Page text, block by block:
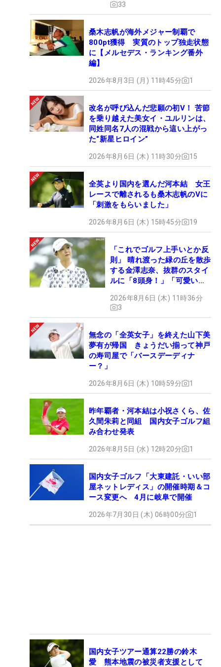
33
桑木志帆が海外メジャー制覇で
800pt獲得 実質のトップ独走状態
に【メルセデス・ランキング番外
編】
2026年8月3日 (月) 11時45分 1
改名が呼び込んだ悲願の初V！ 苦節
を乗り越えた美女イ・ユルリンは、
同姓同名7人の混戦から這い上がっ
た“新星ヒロイン”
2026年8月6日 (木) 11時30分 15
全英より国内を選んだ河本結 女王
レースで離されるも桑木志帆のVに
「刺激をもらいました」
2026年8月6日 (木) 15時45分 19
「これでゴルフ上手いとか反
則」 晴れ渡った緑の丘を散歩
する金澤志奈、抜群のスタイ
ルに「8頭身！」「可愛いに
2026年8月6日 (木) 11時36分
3
無念の「全英女子」を終えた山下美
夢有が帰国 きょうだい揃って神戸
の寿司屋で「バースデーディナ
ー？」
2026年8月6日 (木) 10時59分 1
昨年覇者・河本結は小祝さくら、佐
久間朱莉と同組 国内女子ゴルフ組
み合わせ発表
2026年8月5日 (水) 12時20分 1
国内女子ゴルフ「大東建託・いい部
屋ネットレディス」の開催時期＆コ
ース変更へ 4月に岐阜で開催
2026年7月30日 (木) 06時00分 1
国内女子ツアー通算22勝の鈴木
愛 熊本地震の被災者支援として